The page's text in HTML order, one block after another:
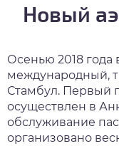
Новый
Осенью 2018
международный,
Стамбул. Первый
осуществлен в
обслуживание
организовано